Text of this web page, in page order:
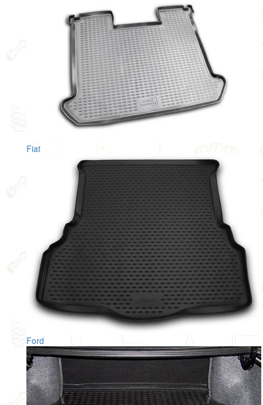
Fiat
Ford